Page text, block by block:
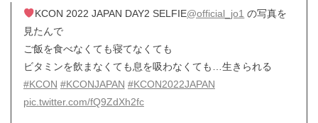
KCON 2022 JAPAN DAY2 SELFIE@official_jo1 の写真を
見たんで
ご飯を食べなくても寝てなくても
ビタミンを飲まなくても息を吸わなくても…生きられる
#KCON #KCONJAPAN #KCON2022JAPAN
pic.twitter.com/fQ9ZdXh2fc